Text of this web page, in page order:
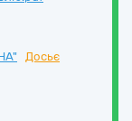
Досьє